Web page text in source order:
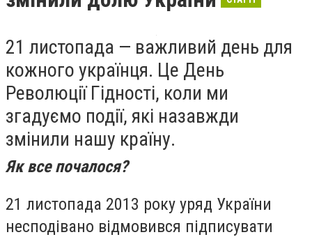
21 листопада — важливий день для
кожного українця. Це День
Революції Гідності, коли ми
згадуємо події, які назавжди
змінили нашу країну.
Як все почалося?
21 листопада 2013 року уряд України
несподівано відмовився підписувати